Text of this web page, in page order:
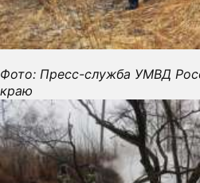
Фото: Пресс-служба УМВД
краю